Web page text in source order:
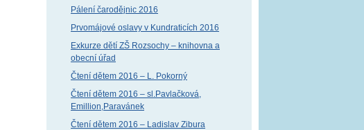
Pálení čarodějnic 2016
Prvomájové oslavy v Kundraticích 2016
Exkurze dětí ZŠ Rozsochy – knihovna a
obecní úřad
Čtení dětem 2016 – L. Pokorný
Čtení dětem 2016 – sl.Pavlačková,
Emillion,Paravánek
Čtení dětem 2016 – Ladislav Zibura